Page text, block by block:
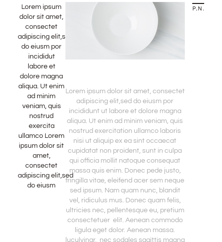
Lorem ipsum
dolor sit amet,
consectet
adipiscing elit,sed
do eiusm por
incididut
labore et
dolore magna
aliqua. Ut enim
ad minim
veniam, quis
nostrud
exercita
ullamco Lorem
ipsum dolor sit
amet,
consectet
adipiscing elit,sed
do eiusm
Lorem ipsum dolor sit amet, consectet
adipiscing elit,sed do eiusm por
incididunt ut labore et dolore magna
aliqua. Ut enim ad minim veniam, quis
nostrud exercitation ullamco laboris
nisi ut aliquip ex ea sint occaecat
cupidatat non proident, sunt in culpa
qui officia mollit natoque consequat
massa quis enim. Donec pede justo,
fringilla vitae, eleifend acer sem neque
sed ipsum. Nam quam nunc, blandit
vel, ridiculus mus. Donec quam felis,
ultricies nec, pellentesque eu, pretium
consectetuer elit. Aenean commodo
ligula eget dolor. Aenean massa.
luculvinar, nec sodales sagittis magna
PREVIOUS STORY NEXT STORY